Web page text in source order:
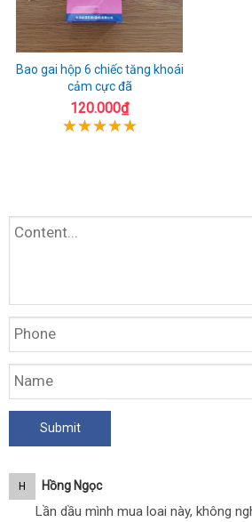
Bao gai hộp 6 chiếc tăng khoái
cảm cực đã
120.000₫
H Hồng Ngọc
Lần dầu mình mua loai này, không